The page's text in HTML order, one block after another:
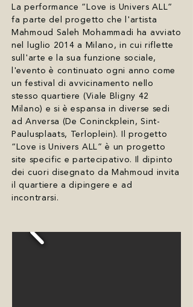
La performance “Love is Univers ALL“
fa parte del progetto che l'artista
Mahmoud Saleh Mohammadi ha avviato
nel luglio 2014 a Milano, in cui riflette
sull'arte e la sua funzione sociale,
l'evento è continuato ogni anno come
un festival di avvicinamento nello
stesso quartiere (Viale Bligny 42
Milano) e si è espansa in diverse sedi
ad Anversa (De Coninckplein, Sint-
Paulusplaats, Terloplein). Il progetto
“Love is Univers ALL” è un progetto
site specific e partecipativo. Il dipinto
dei cuori disegnato da Mahmoud invita
il quartiere a dipingere e ad
incontrarsi.